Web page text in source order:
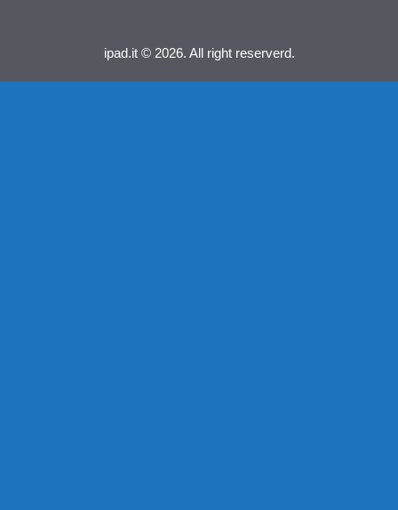
ipad.it © 2026. All right reserverd.